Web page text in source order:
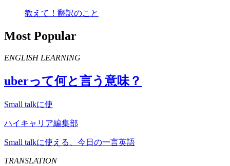
教えて！翻訳のこと
Most Popular
ENGLISH LEARNING
uberって何と言う意味？
Small talkに使
ハイキャリア編集部
Small talkに使える、今日の一言英語
TRANSLATION